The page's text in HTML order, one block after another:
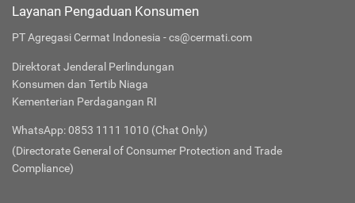
Layanan Pengaduan Konsumen
PT Agregasi Cermat Indonesia - cs@cermati.com
Direktorat Jenderal Perlindungan
Konsumen dan Tertib Niaga
Kementerian Perdagangan RI
WhatsApp: 0853 1111 1010 (Chat Only)
(Directorate General of Consumer Protection and Trade
Compliance)